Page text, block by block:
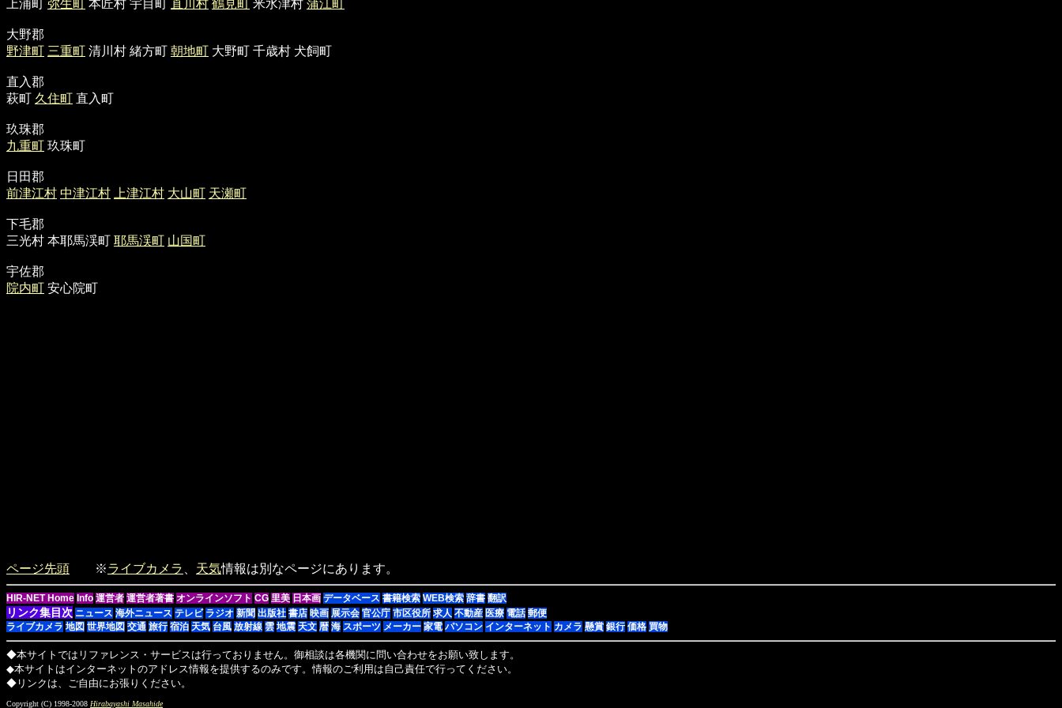
上浦町 弥生町 本匠村 宇目町 直川村 鶴見町 米水津村 蒲江町
大野郡
野津町 三重町 清川村 緒方町 朝地町 大野町 千歳村 犬飼町
直入郡
萩町 久住町 直入町
玖珠郡
九重町 玖珠町
日田郡
前津江村 中津江村 上津江村 大山町 天瀬町
下毛郡
三光村 本耶馬渓町 耶馬渓町 山国町
宇佐郡
院内町 安心院町
ページ先頭 ※ライブカメラ 天気情報は別なページにあります。
HIR-NET Home Info 運営者 運営者著書 オンラインソフト CG 里美 日本画 データベース 書籍検索 WEB検索 辞書 翻訳
リンク集目次 ニュース 海外ニュース テレビ ラジオ 新聞 出版社 書店 映画 展示会 官公庁 市区役所 求人 不動産 医療 電話 郵便
ライブカメラ 地図 世界地図 交通 旅行 宿泊 天気 台風 放射線 雲 地震 天文 暦 海 スポーツ メーカー 家電 パソコン インターネット カメラ 懸賞 銀行 価格 買物
◆本サイトではリファレンス・サービスは行っておりません。御相談は各機関に問い合わせをお願い致します。
◆本サイトはインターネットのアドレス情報を提供するのみです。情報のご利用は自己責任で行ってください。
◆リンクは、ご自由にお張りください。
Copyright (C) 1998-2008 Hirabayashi Masahide